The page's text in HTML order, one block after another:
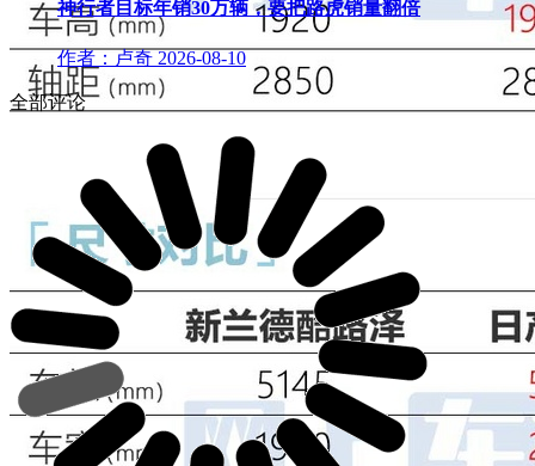
神行者目标年销30万辆，要把路虎销量翻倍
作者：卢奇 2026-08-10
全部评论